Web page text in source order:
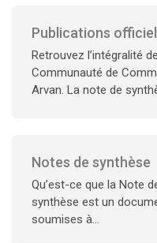
Publications
Retrouvez l’intégralité
Communauté de
Arvan. La note de
Notes de synthèse
Qu’est-ce que la Note
synthèse est un
soumises à...